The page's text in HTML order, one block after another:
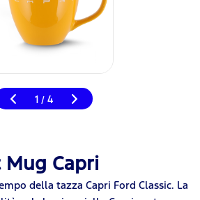
1 / 4
Mug Capri
della tazza Capri Ford Classic. La